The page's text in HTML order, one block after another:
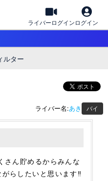
ライバーログインログイン
ルター
ライバー名:あき バイ
さん貯めるからみんな
らしたいと思います‼️